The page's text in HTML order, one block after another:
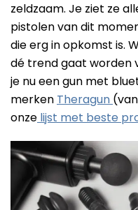
zeldzaam. Je ziet ze
pistolen van dit
die erg in opkomst is.
dé trend gaat worden
je nu een gun met
merken Theragun
onze lijst met beste